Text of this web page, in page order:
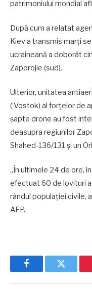
patrimoniului mondial
După cum a relatat
Kiev a transmis marți
ucraineană a doborât
Zaporojie (sud).
Ulterior, unitatea
(‘Vostok) al forțelor de
șapte drone au fost
deasupra regiunilor
Shahed-136/131 și un
„În ultimele 24 de ore,
efectuat 60 de lovituri
rândul populației civile,
AFP.
FacebookTwitter